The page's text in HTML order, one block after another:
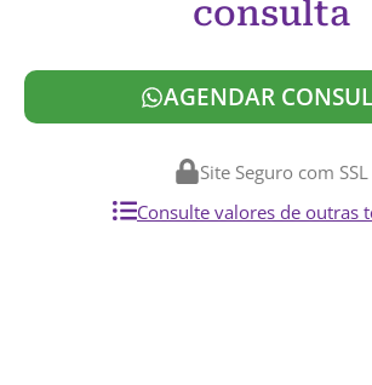
consulta
AGENDAR
Site Seguro com SSL
Consulte valores de outras